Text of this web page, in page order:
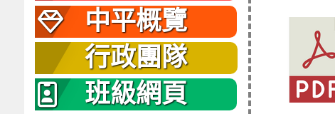
中平概覽
行政團隊
班級網頁